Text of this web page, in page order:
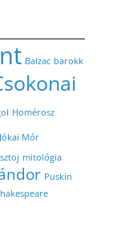
Balzac barokk
Homérosz
Jókai Mór
mitológia
Puskin